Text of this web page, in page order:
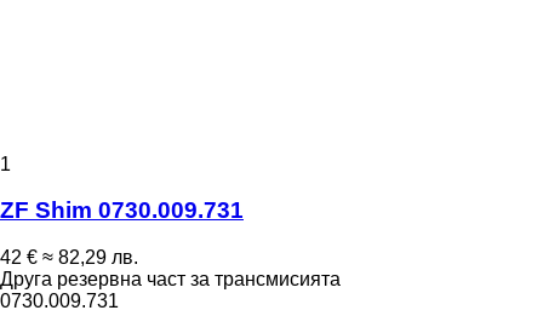
1
ZF Shim 0730.009.731
42 € ≈ 82,29 лв.
Друга резервна част за трансмисията
0730.009.731